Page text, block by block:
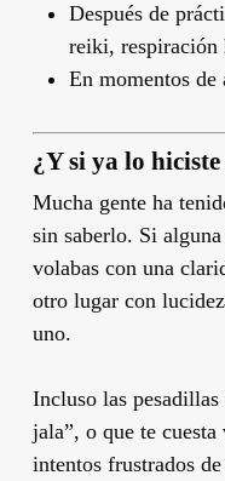
Después de
reiki, respiración
En momentos
¿Y si ya lo
Mucha gente ha
sin saberlo. Si
volabas con una
otro lugar con
uno.
Incluso las
jala”, o que te
intentos frustrados